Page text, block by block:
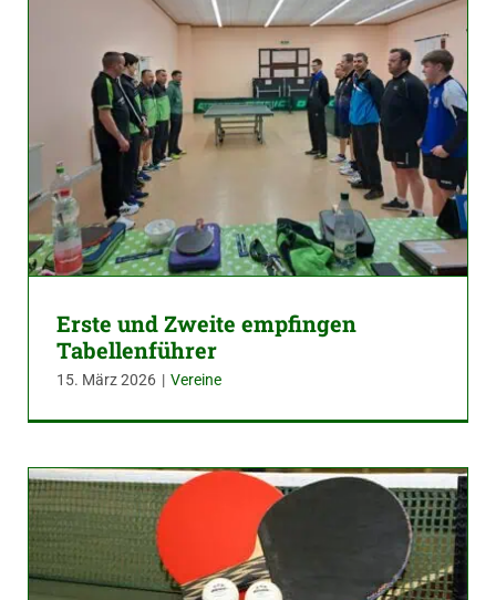
Erste und Zweite empfingen
Tabellenführer
15. März 2026 | Vereine